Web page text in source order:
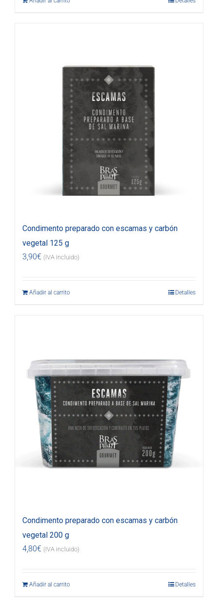
Condimento preparado con escamas y carbón
vegetal 125 g
3,90€ (IVA incluido)
Añadir al carrito Detalles
Condimento preparado con escamas y carbón
vegetal 200 g
4,80€ (IVA incluido)
Añadir al carrito Detalles